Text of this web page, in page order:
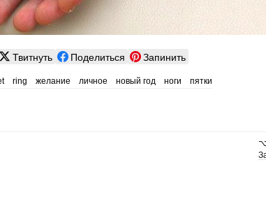
Твитнуть Поделиться Запинить
ring желание личное новый год ноги пятки